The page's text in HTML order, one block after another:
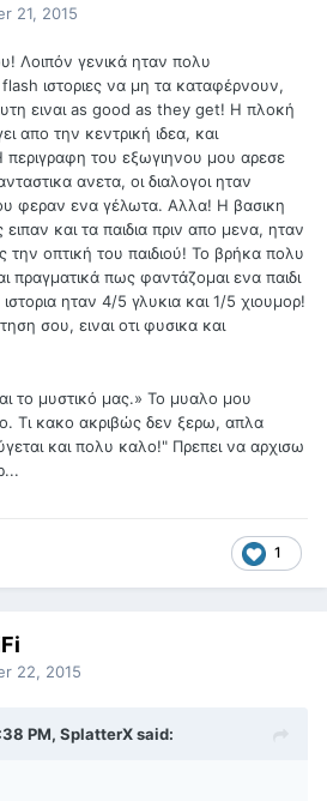
21, 2015
Λοιπόν γενικά ηταν πολυ
ιστοριες να μη τα καταφέρνουν,
ειναι as good as they get! Η πλοκή
απο την κεντρική ιδεα, και
του εξωγιηνου μου αρεσε
ανετα, οι διαλογοι ηταν
φεραν ενα γέλωτα. Αλλα! Η βασικη
ειπαν και τα παιδια πριν απο μενα, ηταν
την οπτική του παιδιού! Το βρήκα πολυ
πραγματικά πως φαντάζομαι ενα παιδι
ηταν 4/5 γλυκια και 1/5 χιουμορ!
σου, ειναι οτι φυσικα και
το μυστικό μας.» Το μυαλο μου
Τι κακο ακριβώς δεν ξερω, απλα
και πολυ καλο!" Πρεπει να αρχισω
1
22, 2015
PM, SplatterX said: